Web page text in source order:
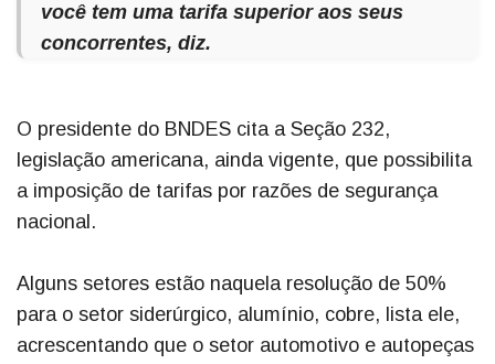
você tem uma tarifa superior aos seus
concorrentes, diz.
O presidente do BNDES cita a Seção 232,
legislação americana, ainda vigente, que possibilita
a imposição de tarifas por razões de segurança
nacional.
Alguns setores estão naquela resolução de 50%
para o setor siderúrgico, alumínio, cobre, lista ele,
acrescentando que o setor automotivo e autopeças